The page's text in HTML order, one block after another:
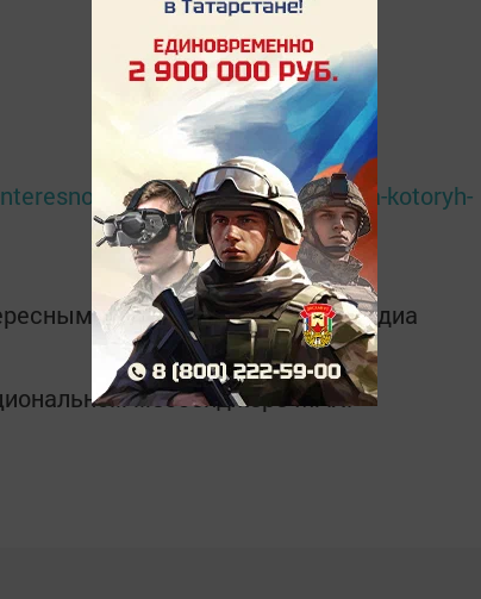
2019/11/tri-znaka-zodiaka-kotoryh-
вTelegram-каналеТатмедиа
мессенджере MАХ: